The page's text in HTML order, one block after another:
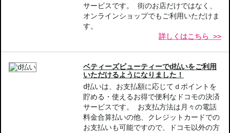
サービスです。 街のお店だけではなく、
オンラインショップでもご利用いただけま
す。
詳しくはこちら >>
ベティーズビューティーでd払いをご利用
いただけるようになりました！
d払いは、お支払額に応じてｄポイントを
貯める・使えるお得で便利なドコモの決済
サービスです。 お支払方法は月々の電話
料金合算払いの他、クレジットカードでの
お支払いも可能ですので、ドコモ以外の方